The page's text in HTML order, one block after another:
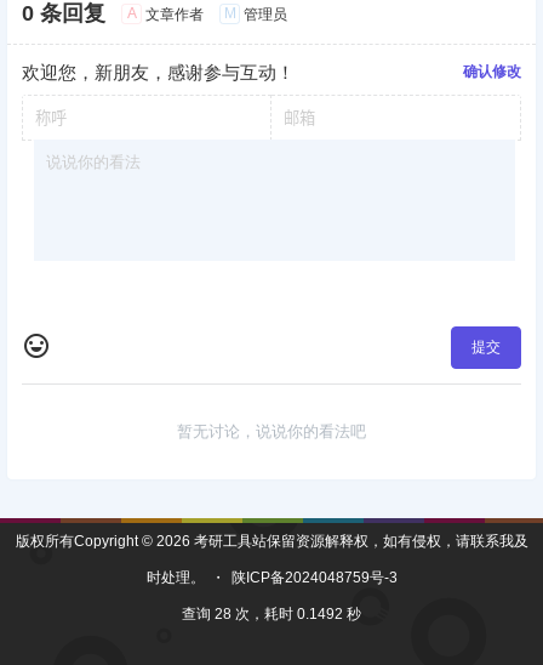
0 条回复 A 文章作者 M 管理员
欢迎您，新朋友，感谢参与互动！ 确认修改
提交
暂无讨论，说说你的看法吧
版权所有Copyright © 2026 考研工具站保留资源解释权，如有侵权，请联系我及
时处理。 ・ 陕ICP备2024048759号-3
查询 28 次，耗时 0.1492 秒